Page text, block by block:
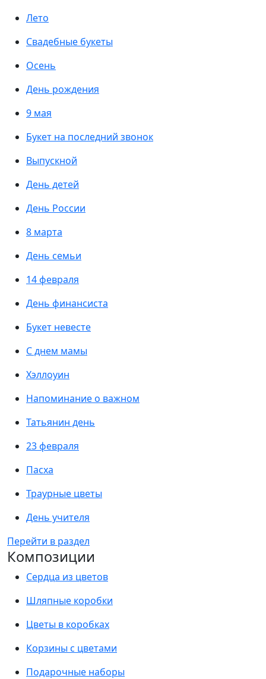
Лето
Свадебные букеты
Осень
День рождения
9 мая
Букет на последний звонок
Выпускной
День детей
День России
8 марта
День семьи
14 февраля
День финансиста
Букет невесте
С днем мамы
Хэллоуин
Напоминание о важном
Татьянин день
23 февраля
Пасха
Траурные цветы
День учителя
Перейти в раздел
Композиции
Сердца из цветов
Шляпные коробки
Цветы в коробках
Корзины с цветами
Подарочные наборы